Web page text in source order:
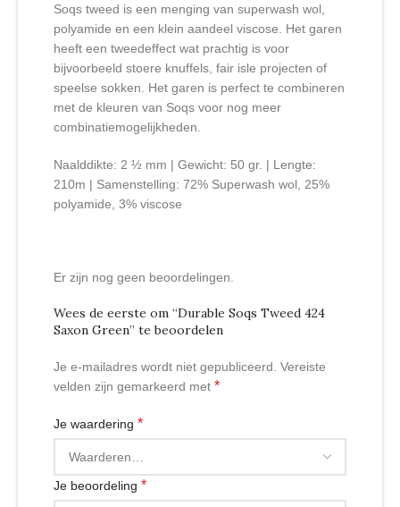
Soqs tweed is een menging van superwash wol,
polyamide en een klein aandeel viscose. Het garen
heeft een tweedeffect wat prachtig is voor
bijvoorbeeld stoere knuffels, fair isle projecten of
speelse sokken. Het garen is perfect te combineren
met de kleuren van Soqs voor nog meer
combinatiemogelijkheden.
Naalddikte: 2 ½ mm | Gewicht: 50 gr. | Lengte:
210m | Samenstelling: 72% Superwash wol, 25%
polyamide, 3% viscose
Er zijn nog geen beoordelingen.
Wees de eerste om “Durable Soqs Tweed 424
Saxon Green” te beoordelen
Je e-mailadres wordt niet gepubliceerd. Vereiste
velden zijn gemarkeerd met *
Je waardering *
Je beoordeling *